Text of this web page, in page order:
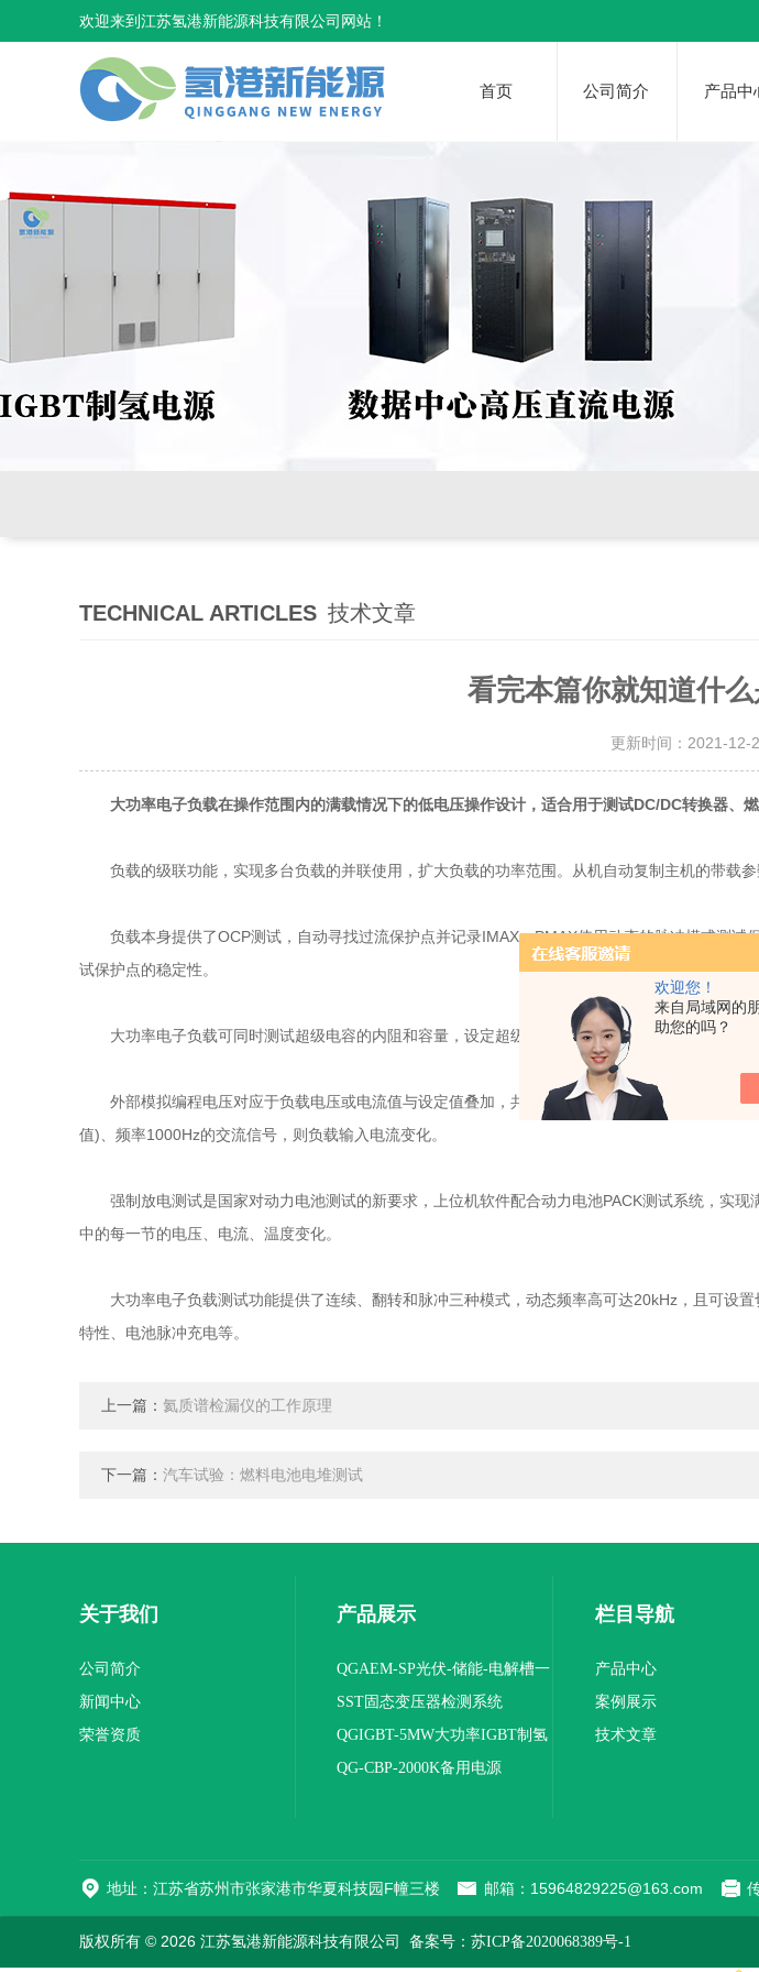
欢迎您！
来自局域网的
助您的吗？
欢迎来到江苏氢港新能源科技有限公司网站！
首页 公司简介 产品中
TECHNICAL ARTICLES 技术文章
看完本篇你就知道什
更新时间：2021-12-
大功率电子负载在操作范围内的满载情况下的低电压操作设计，适合用于测试DC/DC转换器、
负载的级联功能，实现多台负载的并联使用，扩大负载的功率范围。从机自动复制主机的带载参
负载本身提供了OCP测试，自动寻找过流保护点并记录IMAX，PMAX使用动态的脉冲模式测试
试保护点的稳定性。
大功率电子负载可同时测试超级电容的内阻和容量，设定超级电容的放电电流、放电终止点、
外部模拟编程电压对应于负载电压或电流值与设定值叠加，共同控制负载输入端子的电流或电
值)、频率1000Hz的交流信号，则负载输入电流变化。
强制放电测试是国家对动力电池测试的新要求，上位机软件配合动力电池PACK测试系统，实现
中的每一节的电压、电流、温度变化。
大功率电子负载测试功能提供了连续、翻转和脉冲三种模式，动态频率高可达20kHz，且可设
特性、电池脉冲充电等。
上一篇： 氦质谱检漏仪的工作原理
下一篇： 汽车试验：燃料电池电堆测试
关于我们
公司简介
新闻中心
荣誉资质
产品展示
QGAEM-SP光伏-储能-电解槽一
体化测试平台
SST固态变压器检测系统
QGIGBT-5MW大功率IGBT制氢
电源
QG-CBP-2000K备用电源
栏目导航
产品中心
案例展示
技术文章
地址：江苏省苏州市张家港市华夏科技园F幢三楼 邮箱：15964829225@163.com
版权所有 © 2026 江苏氢港新能源科技有限公司 备案号：苏ICP备2020068389号-1